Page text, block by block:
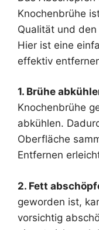
Knochenbrühe
Qualität und
Hier ist eine
effektiv
1. Brühe
Knochenbrühe
abkühlen.
Oberfläche
Entfernen
2. Fett
geworden ist,
vorsichtig